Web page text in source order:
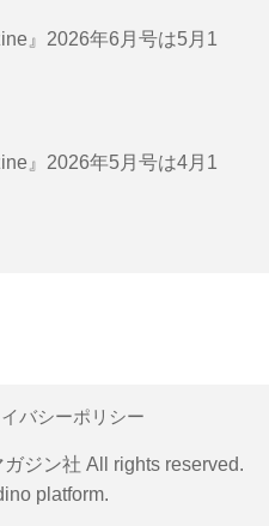
』2026年6月号は5月1
』2026年5月号は4月1
バシーポリシー
ジン社 All rights reserved.
platform.